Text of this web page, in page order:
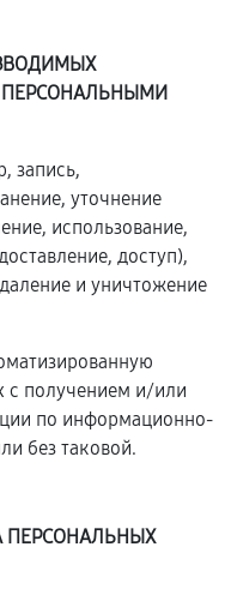
запись,
уточнение
использование,
доступ),
и уничтожение
с получением и/или
по информационно-
без таковой.
ПЕРСОНАЛЬНЫХ